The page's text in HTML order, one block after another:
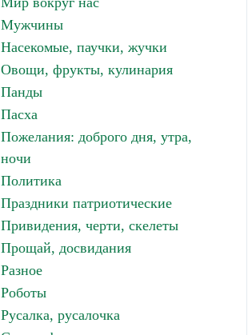
Мужчины
Насекомые, паучки, жучки
Овощи, фрукты, кулинария
Панды
Пасха
Пожелания: доброго дня, утра,
ночи
Политика
Праздники патриотические
Привидения, черти, скелеты
Прощай, досвидания
Разное
Роботы
Русалка, русалочка